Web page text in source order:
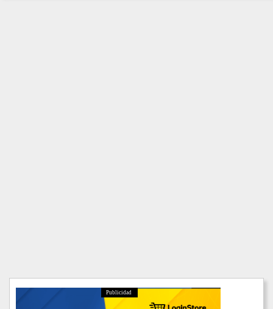
Publicidad